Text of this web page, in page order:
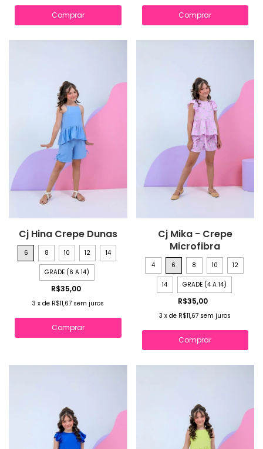
Comprar Comprar
Cj Hina Crepe Dunas
6 8 10 12 14
GRADE (6 A 14)
R$35,00
3 x de R$11,67 sem juros
Comprar
Cj Mika - Crepe
Microfibra
4 6 8 10 12
14 GRADE (4 A 14)
R$35,00
3 xde R$11,67 sem juros
Comprar